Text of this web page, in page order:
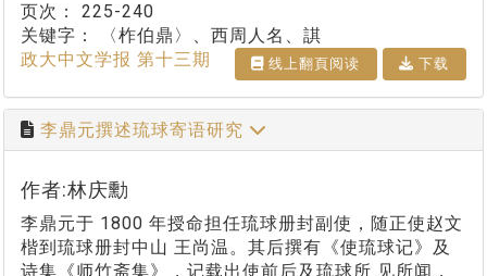
页次： 225-240
关键字：
〈柞伯鼎〉、西周人名、諆
政大中文学报 第十三期
线上翻⾴阅读 下载
李鼎元撰述琉球寄语研究
作者:林庆勳
李鼎元于 1800 年授命担任琉球册封副使，随正使赵文
楷到琉球册封中山 王尚温。其后撰有《使琉球记》及
诗集《师竹斋集》，记载出使前后及琉球所 见所闻，